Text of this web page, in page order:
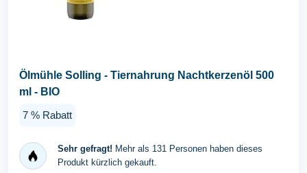
Ölmühle Solling - Tiernahrung Nachtkerzenöl 500
ml - BIO
7 % Rabatt
Sehr gefragt! Mehr als 131 Personen haben dieses
Produkt kürzlich gekauft.